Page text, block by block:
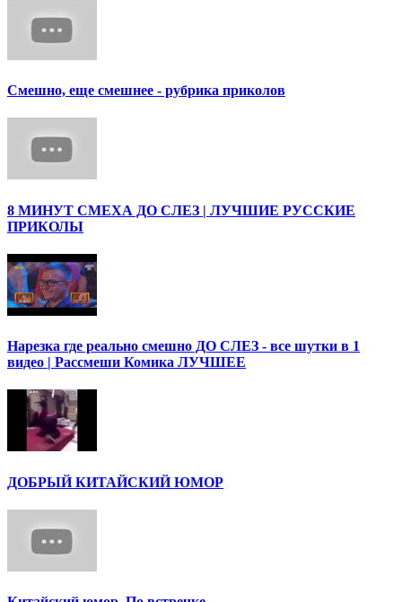
Смешно, еще смешнее - рубрика приколов
8 МИНУТ СМЕХА ДО СЛЕЗ | ЛУЧШИЕ РУССКИЕ
ПРИКОЛЫ
Нарезка где реально смешно ДО СЛЕЗ - все шутки в 1
видео | Рассмеши Комика ЛУЧШЕЕ
ДОБРЫЙ КИТАЙСКИЙ ЮМОР